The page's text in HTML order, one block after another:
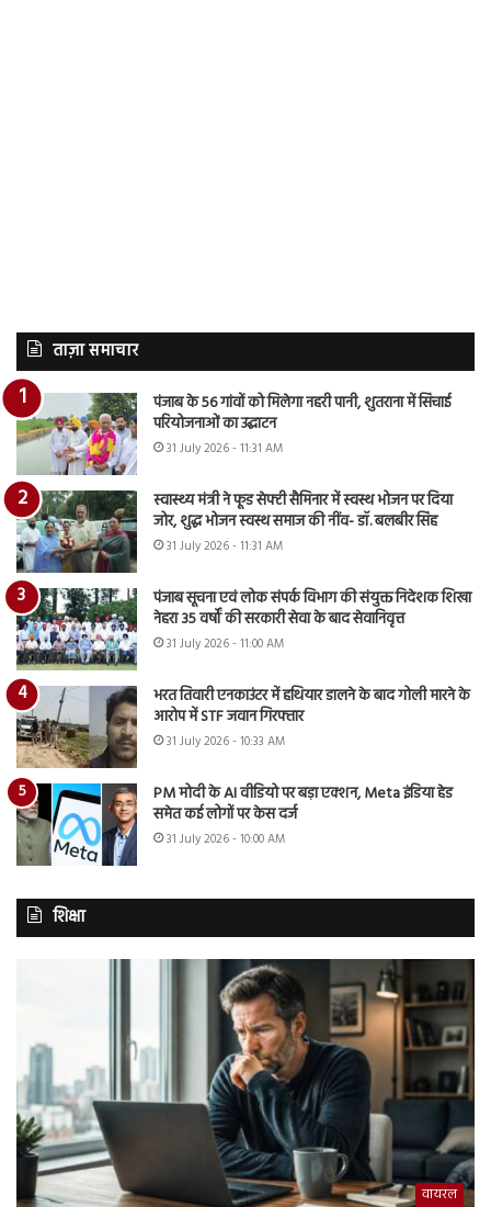
ताज़ा समाचार
पंजाब के 56 गांवों को मिलेगा नहरी पानी, शुतराना में सिंचाई
परियोजनाओं का उद्घाटन
31 July 2026 - 11:31 AM
स्वास्थ्य मंत्री ने फूड सेफ्टी सैमिनार में स्वस्थ भोजन पर दिया
जोर, शुद्ध भोजन स्वस्थ समाज की नींव- डॉ. बलबीर सिंह
31 July 2026 - 11:31 AM
पंजाब सूचना एवं लोक संपर्क विभाग की संयुक्त निदेशक शिखा
नेहरा 35 वर्षों की सरकारी सेवा के बाद सेवानिवृत्त
31 July 2026 - 11:00 AM
भरत तिवारी एनकाउंटर में हथियार डालने के बाद गोली मारने के
आरोप में STF जवान गिरफ्तार
31 July 2026 - 10:33 AM
PM मोदी के AI वीडियो पर बड़ा एक्शन, Meta इंडिया हेड
समेत कई लोगों पर केस दर्ज
31 July 2026 - 10:00 AM
शिक्षा
वायरल